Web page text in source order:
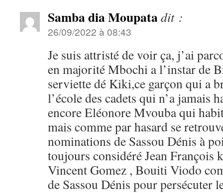
Samba dia Moupatadit :
26/09/2022 à 08:43
Je suis attristé de voir ça, j’ai
en majorité Mbochi a l’instar de
serviette dé Kiki,ce garçon qui a
l’école des cadets qui n’a jamais
encore Eléonore Mvouba qui
mais comme par hasard se
nominations de Sassou Dénis à
toujours considéré Jean François
Vincent Gomez , Bouiti Viodo
de Sassou Dénis pour persécuter